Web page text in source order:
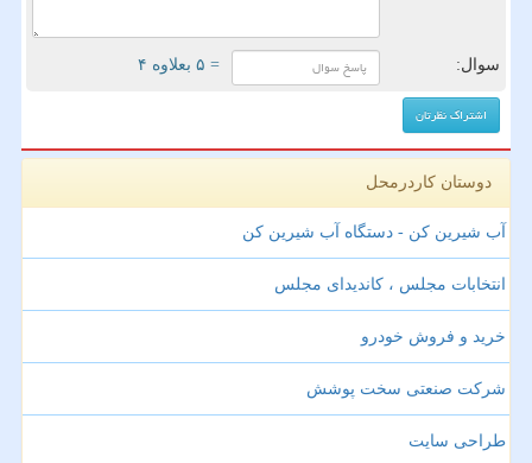
سوال: = ۵ بعلاوه ۴
دوستان کاردرمحل
آب شیرین کن - دستگاه آب شیرین کن
انتخابات مجلس ، کاندیدای مجلس
خرید و فروش خودرو
شرکت صنعتی سخت پوشش
طراحی سایت